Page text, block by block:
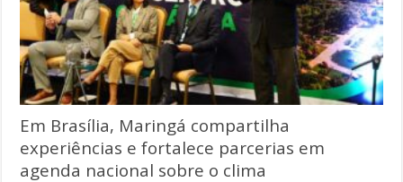
Em Brasília, Maringá compartilha
experiências e fortalece parcerias em
agenda nacional sobre o clima